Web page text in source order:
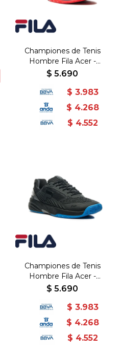
Championes de Tenis
Hombre Fila Acer -
Marino-Grafito
$ 5.690
$ 3.983
$ 4.268
$ 4.552
Championes de Tenis
Hombre Fila Acer -
Negro-Azul
$ 5.690
$ 3.983
$ 4.268
$ 4.552